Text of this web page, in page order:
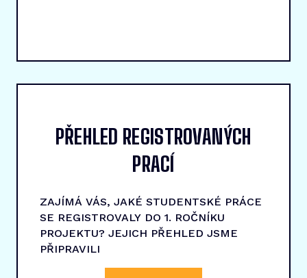
PŘEHLED REGISTROVANÝCH
PRACÍ
ZAJÍMÁ VÁS, JAKÉ STUDENTSKÉ PRÁCE
SE REGISTROVALY DO 1. ROČNÍKU
PROJEKTU? JEJICH PŘEHLED JSME
PŘIPRAVILI